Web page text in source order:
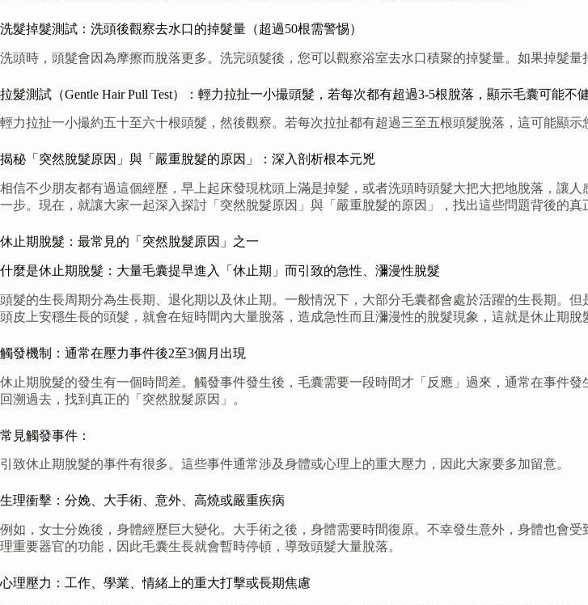
洗髮掉髮測試：洗頭後觀察去水口的掉髮量（超過50根需警惕）
洗頭時，頭髮會因為摩擦而脫落更多。洗完頭髮後，您可以觀察浴室去水口積聚的掉髮量。如果掉髮量
拉髮測試（Gentle Hair Pull Test）：輕力拉扯一小撮頭髮，若每次都有超過3-5根脫落，顯示毛囊可能不
輕力拉扯一小撮約五十至六十根頭髮，然後觀察。若每次拉扯都有超過三至五根頭髮脫落，這可能顯示
揭秘「突然脫髮原因」與「嚴重脫髮的原因」：深入剖析根本元兇
相信不少朋友都有過這個經歷，早上起床發現枕頭上滿是掉髮，或者洗頭時頭髮大把大把地脫落，讓人
一步。現在，就讓大家一起深入探討「突然脫髮原因」與「嚴重脫髮的原因」，找出這些問題背後的真
休止期脫髮：最常見的「突然脫髮原因」之一
什麼是休止期脫髮：大量毛囊提早進入「休止期」而引致的急性、瀰漫性脫髮
頭髮的生長周期分為生長期、退化期以及休止期。一般情況下，大部分毛囊都會處於活躍的生長期。
頭皮上安穩生長的頭髮，就會在短時間內大量脫落，造成急性而且瀰漫性的脫髮現象，這就是休止期脫
觸發機制：通常在壓力事件後2至3個月出現
休止期脫髮的發生有一個時間差。觸發事件發生後，毛囊需要一段時間才「反應」過來，通常在事件
回溯過去，找到真正的「突然脫髮原因」。
常見觸發事件：
引致休止期脫髮的事件有很多。這些事件通常涉及身體或心理上的重大壓力，因此大家要多加留意。
生理衝擊：分娩、大手術、意外、高燒或嚴重疾病
例如，女士分娩後，身體經歷巨大變化。大手術之後，身體需要時間復原。不幸發生意外，身體也會
理重要器官的功能，因此毛囊生長就會暫時停頓，導致頭髮大量脫落。
心理壓力：工作、學業、情緒上的重大打擊或長期焦慮